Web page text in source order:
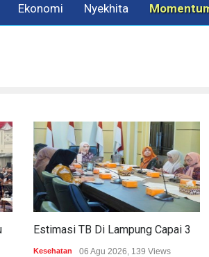
Ekonomi Nyekhita
Kesehatan 06 Agu 2026, 139 Views